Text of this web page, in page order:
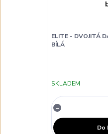
ELITE - DVOJITÁ
BÍLÁ
SKLADEM
Do